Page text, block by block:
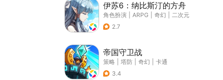
伊苏6：纳比斯汀的方舟
角色扮演 ARPG 奇幻
二次元
2.7
帝国守卫战
策略 塔防 奇幻
卡通
3.4